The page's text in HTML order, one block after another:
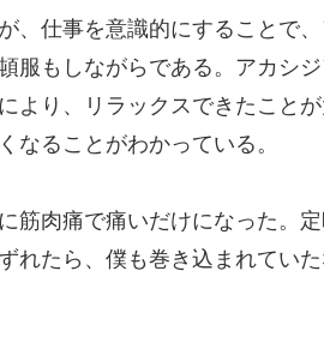
、仕事を意識的にすることで
服もしながらである。アカシ
より、リラックスできたこと
なることがわかっている。
筋肉痛で痛いだけになった。
れたら、僕も巻き込まれていた